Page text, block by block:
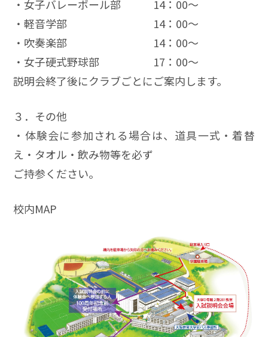
・女子バレーボール部 14：00～
・軽音学部 14：00～
・吹奏楽部 14：00～
・女子硬式野球部 17：00～
説明会終了後にクラブごとにご案内します。
３．その他
・体験会に参加される場合は、道具一式・着替
え・タオル・飲み物等を必ず
ご持参ください。
校内MAP